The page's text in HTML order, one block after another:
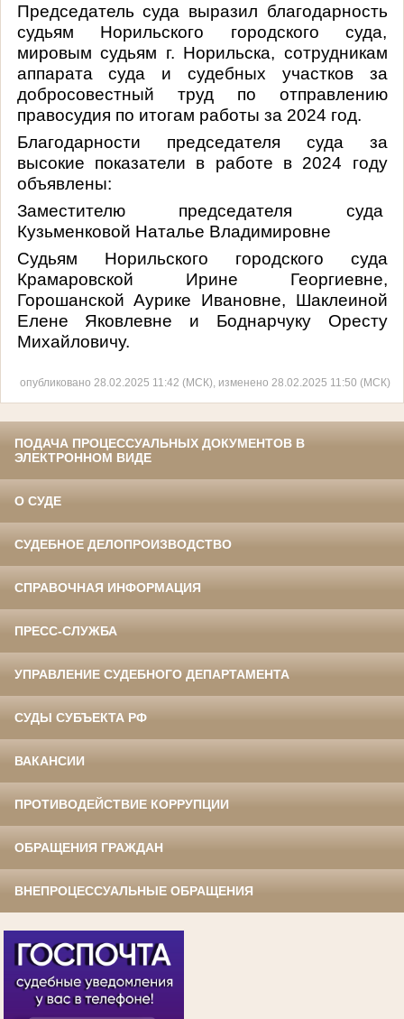
Председатель суда выразил благодарность
судьям Норильского городского суда,
мировым судьям г. Норильска, сотрудникам
аппарата суда и судебных участков за
добросовестный труд по отправлению
правосудия по итогам работы за 2024 год.
Благодарности председателя суда за
высокие показатели в работе в 2024 году
объявлены:
Заместителю председателя суда
Кузьменковой Наталье Владимировне
Судьям Норильского городского суда
Крамаровской Ирине Георгиевне,
Горошанской Аурике Ивановне, Шаклеиной
Елене Яковлевне и Боднарчуку Оресту
Михайловичу.
опубликовано 28.02.2025 11:42 (МСК), изменено 28.02.2025 11:50 (МСК)
ПОДАЧА ПРОЦЕССУАЛЬНЫХ ДОКУМЕНТОВ В
ЭЛЕКТРОННОМ ВИДЕ
О СУДЕ
СУДЕБНОЕ ДЕЛОПРОИЗВОДСТВО
СПРАВОЧНАЯ ИНФОРМАЦИЯ
ПРЕСС-СЛУЖБА
УПРАВЛЕНИЕ СУДЕБНОГО ДЕПАРТАМЕНТА
СУДЫ СУБЪЕКТА РФ
ВАКАНСИИ
ПРОТИВОДЕЙСТВИЕ КОРРУПЦИИ
ОБРАЩЕНИЯ ГРАЖДАН
ВНЕПРОЦЕССУАЛЬНЫЕ ОБРАЩЕНИЯ